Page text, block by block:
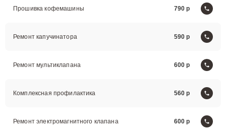
Прошивка кофемашины 790
Ремонт капучинатора 590
Ремонт мультиклапана 600
Комплексная профилактика 560
Ремонт электромагнитного клапана 600